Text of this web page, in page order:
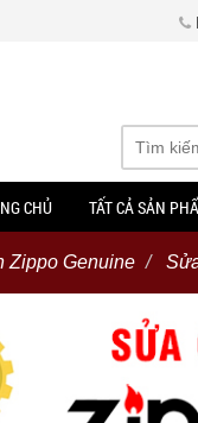
CHỦ TẤT CẢ SẢN
Zippo Genuine